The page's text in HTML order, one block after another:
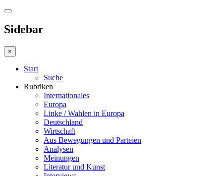
Sidebar
×
Start
Suche
Rubriken
Internationales
Europa
Linke / Wahlen in Europa
Deutschland
Wirtschaft
Aus Bewegungen und Parteien
Analysen
Meinungen
Literatur und Kunst